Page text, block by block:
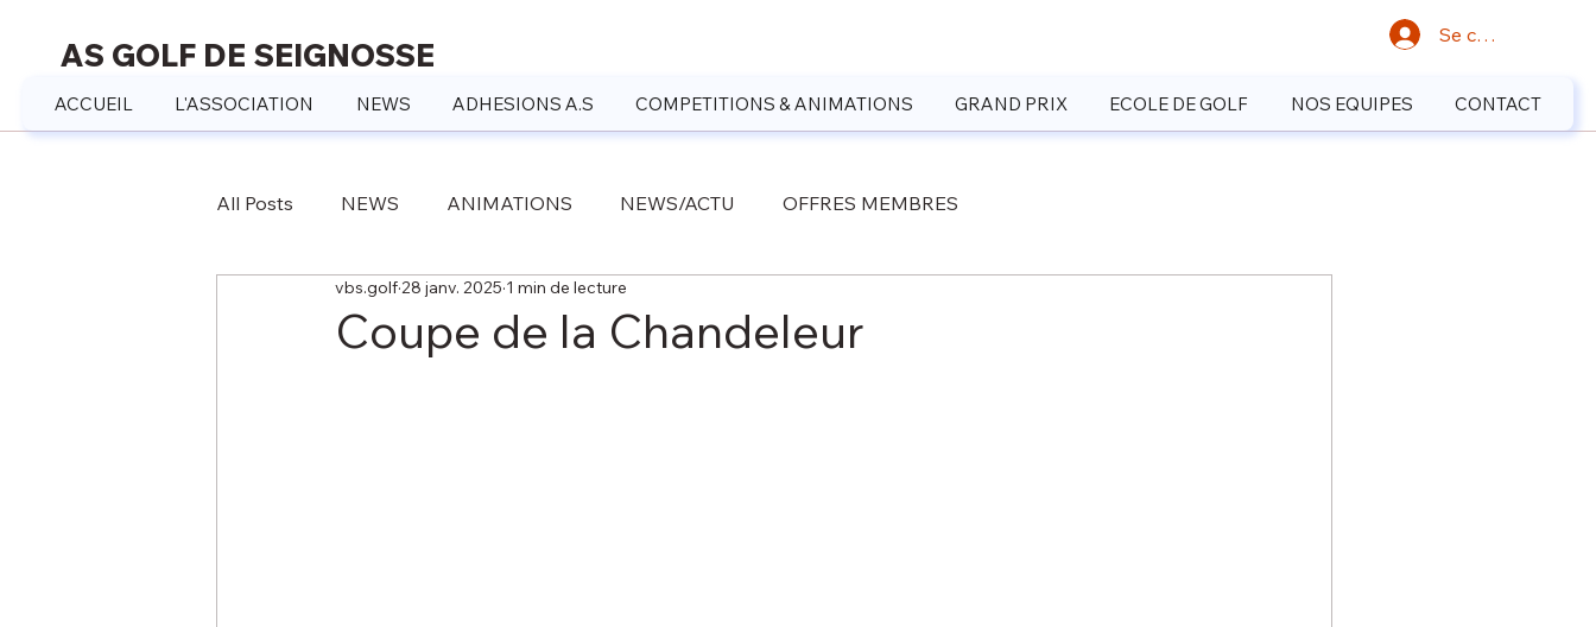
ACCUEIL L'ASSOCIATION NEWS ADHESIONS A.S COMPETITIONS & ANIMATIONS GRAND PRIX ECOLE DE GOLF NOS EQUIPES CONTACT
AS GOLF DE SEIGNOSSE
Se connecter
All Posts NEWS ANIMATIONS NEWS/ACTU OFFRES MEMBRES
Coupe de la Chandeleur
vbs.golf28 janv. 2025 1 min de lecture